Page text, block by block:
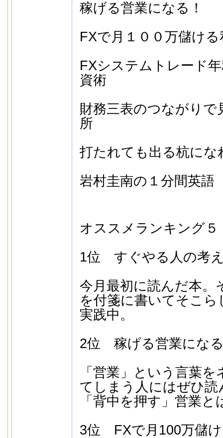
稼げる営業になる！
FXで月１００万儲け
FXシステムトレード
資術
財務三表のつながりで
所
打たれても出る杭にな
岩村圭南の１分間英語
オススメランキング５
1位 すぐやる人の考
今月最初に読んだ本。
を付箋に書いてそこ
実践中。
2位 稼げる営業にな
「営業」という言葉
てしまう人にはぜひ
「背中を押す」営業と
3位 FXで月100万儲